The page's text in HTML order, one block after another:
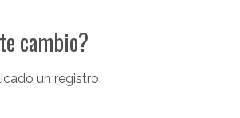
cambio?
un registro: